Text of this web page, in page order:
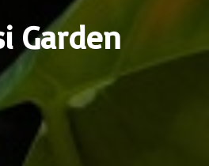
Garden